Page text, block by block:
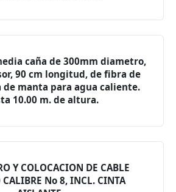
caña de 300mm diametro,
90 cm longitud, de fibra de
de manta para agua caliente.
10.00 m. de altura.
Y COLOCACION DE CABLE
CALIBRE No 8, INCL. CINTA